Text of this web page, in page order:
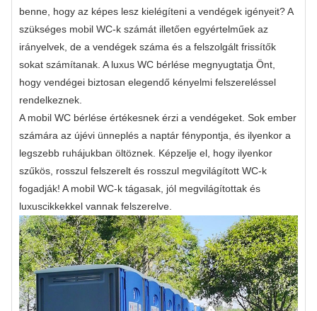
benne, hogy az képes lesz kielégíteni a vendégek igényeit? A
szükséges mobil WC-k számát illetően egyértelműek az
irányelvek, de a vendégek száma és a felszolgált frissítők
sokat számítanak. A luxus WC bérlése megnyugtatja Önt,
hogy vendégei biztosan elegendő kényelmi felszereléssel
rendelkeznek.
A mobil WC bérlése értékesnek érzi a vendégeket. Sok ember
számára az újévi ünneplés a naptár fénypontja, és ilyenkor a
legszebb ruhájukban öltöznek. Képzelje el, hogy ilyenkor
szűkös, rosszul felszerelt és rosszul megvilágított WC-k
fogadják! A mobil WC-k tágasak, jól megvilágítottak és
luxuscikkekkel vannak felszerelve.